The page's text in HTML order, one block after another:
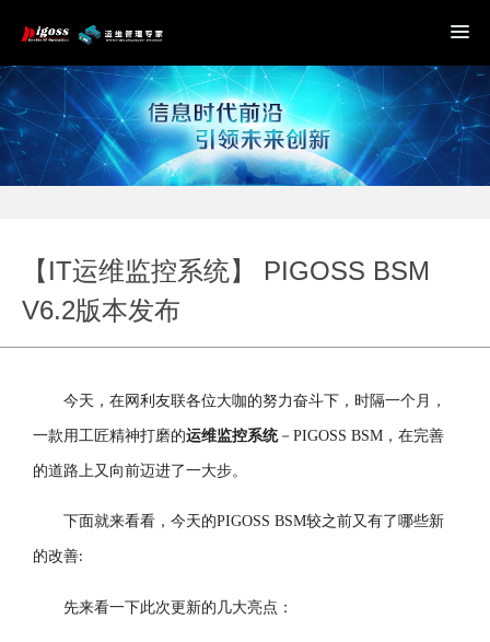
【IT运维监控系统】 PIGOSS BSM
V6.2版本发布
今天，在网利友联各位大咖的努力奋斗下， 时隔一个月，
一款用工匠精神打磨的运维监控系统－ PIGOSS BSM ，在完善
的道路上又向前迈进了一大步。
下面就来看看，今天的PIGOSS BSM较之前又有了哪些新
的改善:
先来看一下此次更新的几大亮点：